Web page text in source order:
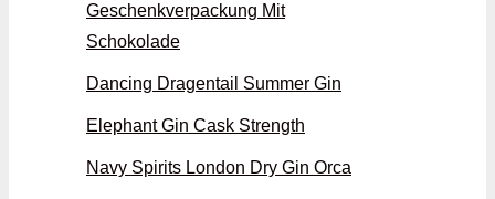
Geschenkverpackung Mit
Schokolade
Dancing Dragentail Summer Gin
Elephant Gin Cask Strength
Navy Spirits London Dry Gin Orca